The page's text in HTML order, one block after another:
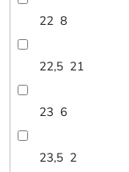
22 8
22,5 21
23 6
23,5 2